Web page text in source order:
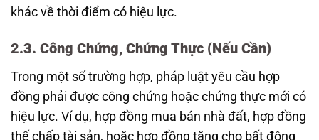
khác về thời điểm có hiệu lực.
2.3. Công Chứng, Chứng Thực (Nếu Cần)
Trong một số trường hợp, pháp luật yêu cầu hợp
đồng phải được công chứng hoặc chứng thực mới có
hiệu lực. Ví dụ, hợp đồng mua bán nhà đất, hợp đồng
thế chấp tài sản, hoặc hợp đồng tặng cho bất động